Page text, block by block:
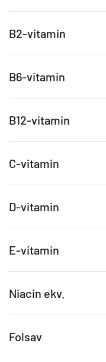
B2-vitamin
B6-vitamin
B12-vitamin
C-vitamin
D-vitamin
E-vitamin
Niacin ekv.
Folsav